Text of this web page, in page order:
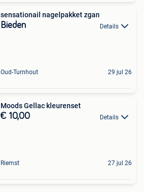
sensationail nagelpakket zgan
Bieden Details
Oud-Turnhout 29 jul 26
Moods Gellac kleurenset
€ 10,00 Details
Riemst 27 jul 26